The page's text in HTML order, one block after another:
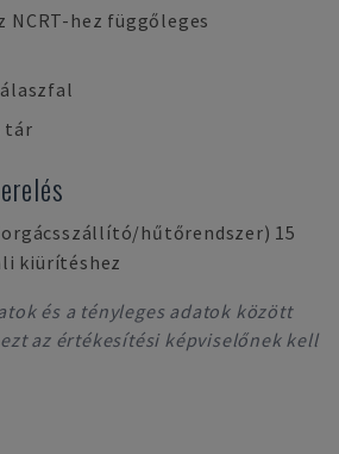
NCRT-hez függőleges
tár
hűtőrendszer) 15
kiürítéshez
és a tényleges adatok között
az értékesítési képviselőnek kell